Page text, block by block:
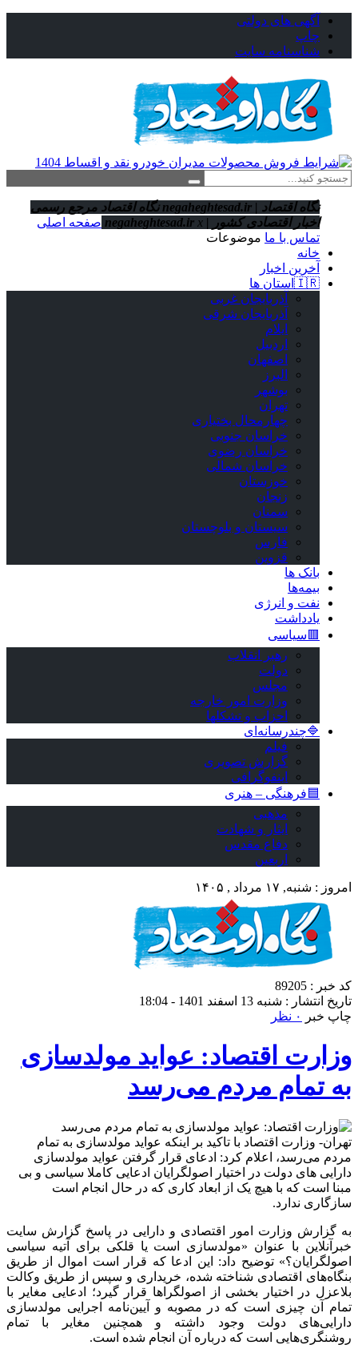
آگهی های دولتی
چاپ
شناسنامه سایت
نگاه اقتصاد | negaheghtesad.ir
نگاه اقتصاد مرجع رسمی
اخبار اقتصادی کشور | negaheghtesad.ir x
صفحه اصلی
تماس با ما موضوعات
خانه
آخرین اخبار
🇮🇷استان ‌ها
آذربایجان غربی
آذربایجان شرقی
ایلام
اردبیل
اصفهان
البرز
بوشهر
تهران
چهارمحال بختیاری
خراسان جنوبی
خراسان رضوی
خراسان شمالی
خوزستان
زنجان
سمنان
سیستان و بلوچستان
فارس
قزوین
بانک ها
بیمه‌ها
نفت و انرژی
یادداشت
🟥سیاسی
رهبر انقلاب
دولت
مجلس
وزارت امور خارجه
احزاب و تشکلها
🔷چندرسانه‌ای
فیلم
گزارش تصویری
اینفوگرافی
🟦فرهنگی – هنری
مذهبی
ایثار و شهادت
دفاع مقدس
اربعین
امروز : شنبه, ۱۷ مرداد , ۱۴۰۵
کد خبر : 89205
تاریخ انتشار : شنبه 13 اسفند 1401 - 18:04
چاپ خبر
۰ نظر
وزارت اقتصاد: عواید مولدسازی
به تمام مردم می‌رسد
تهران- وزارت اقتصاد با تاکید بر اینکه عواید مولدسازی به تمام
مردم می‌رسد، اعلام کرد: ادعای قرار گرفتن عواید مولدسازی
دارایی های دولت در اختیار اصولگرایان ادعایی کاملا سیاسی و بی
مبنا است که با هیچ یک از ابعاد کاری که در حال انجام است
سازگاری ندارد.
به گزارش وزارت امور اقتصادی و دارایی در پاسخ گزارش سایت
خبرآنلاین با عنوان «مولدسازی است یا قلکی برای آتیه سیاسی
اصولگرایان؟» توضیح داد: این ادعا که قرار است اموال از طریق
بنگاه‌های اقتصادی شناخته شده، خریداری و سپس از طریق وکالت
بلاعزل در اختیار بخشی از اصولگراها قرار گیرد؛ ادعایی مغایر با
تمام آن چیزی است که در مصوبه و آیین‌نامه اجرایی مولدسازی
دارایی‌های دولت وجود داشته و همچنین مغایر با تمام
روشنگری‌هایی است که درباره آن انجام شده است.